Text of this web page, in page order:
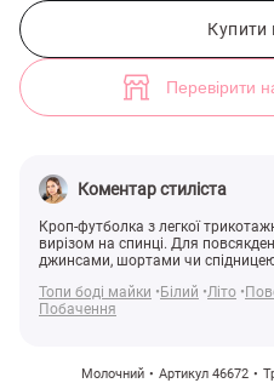
Купити
Перевірити
Коментар стиліста
Кроп-футболка з легкої
вирізом на спинці. Для
джинсами, шортами чи
Топи боді майки
Білий Літо
Побачення
Молочний Артикул 46672
Молочна трикотажна кроп-